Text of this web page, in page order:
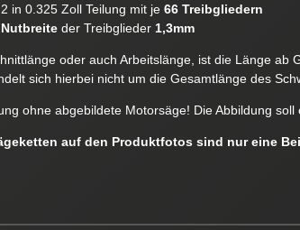
2 in 0.325 Zoll Teilung mit je 66 Treibgliedern
Nutbreiteder Treibglieder 1,3mm
oder auch Arbeitslänge, ist die Länge ab
sich hierbei nicht um die Gesamtlänge des
ohne abgebildete Motorsäge! Die Abbildung
auf den Produktfotos sind nur eine